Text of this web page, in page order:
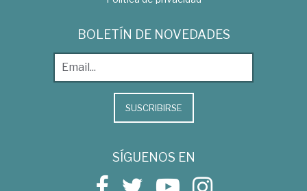
BOLETÍN DE NOVEDADES
SUSCRIBIRSE
SÍGUENOS EN